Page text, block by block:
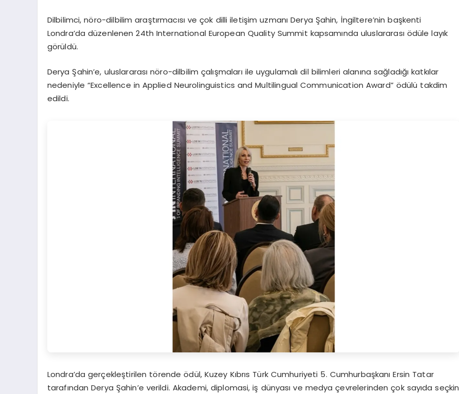
Dilbilimci, nöro-dilbilim araştırmacısı ve çok dilli iletişim uzmanı Derya Şahin, İngiltere’nin başkenti
Londra’da düzenlenen 24th International European Quality Summit kapsamında uluslararası ödüle layık
görüldü.
Derya Şahin’e, uluslararası nöro-dilbilim çalışmaları ile uygulamalı dil bilimleri alanına sağladığı katkılar
nedeniyle “Excellence in Applied Neurolinguistics and Multilingual Communication Award” ödülü takdim
edildi.
Londra’da gerçekleştirilen törende ödül, Kuzey Kıbrıs Türk Cumhuriyeti 5. Cumhurbaşkanı Ersin Tatar
tarafından Derya Şahin’e verildi. Akademi, diplomasi, iş dünyası ve medya çevrelerinden çok sayıda seçkin